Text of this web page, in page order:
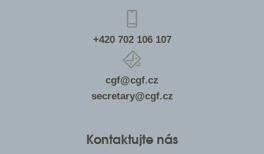
+420 702 106 107
cgf@cgf.cz
secretary@cgf.cz
Kontaktujte nás